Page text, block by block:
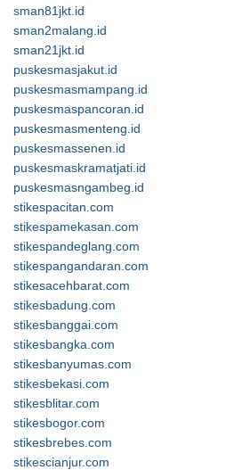
sman81jkt.id
sman2malang.id
sman21jkt.id
puskesmasjakut.id
puskesmasmampang.id
puskesmaspancoran.id
puskesmasmenteng.id
puskesmassenen.id
puskesmaskramatjati.id
puskesmasngambeg.id
stikespacitan.com
stikespamekasan.com
stikespandeglang.com
stikespangandaran.com
stikesacehbarat.com
stikesbadung.com
stikesbanggai.com
stikesbangka.com
stikesbanyumas.com
stikesbekasi.com
stikesblitar.com
stikesbogor.com
stikesbrebes.com
stikescianjur.com